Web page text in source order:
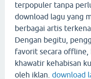
terpopuler tanpa
download lagu yang
berbagai artis
Dengan begitu,
favorit secara offline,
khawatir kehabisan
oleh iklan. download